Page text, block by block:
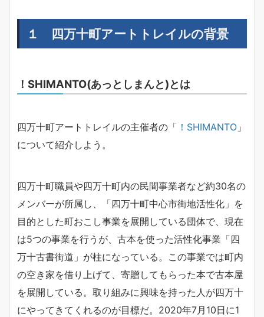
１ 四万十町アートトレイルの背景
！SHIMANTO(あっとしまんと)とは
四万十町アートトレイルの主催者の「 ！SHIMANTO 」
について紹介しよう。
四万十町職員や四万十町内の民間事業者など約30名の
メンバーが所属し、「四万十町中心市街地活性化」を
目的とした町おこし事業を展開している団体で、現在
は5つの事業を行うが、古本を使った活性化事業「四
万十古書街道」が柱になっている。この事業では町内
の空き家を借り上げて、寄贈してもらった本で古本屋
を展開している。取り組みに興味を持った人が四万十
にやってきてくれるのが目標だ。2020年7月10日に1